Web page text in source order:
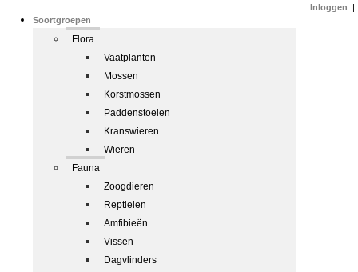
Soortgroepen
Flora
Vaatplanten
Mossen
Korstmossen
Paddenstoelen
Kranswieren
Wieren
Fauna
Zoogdieren
Reptielen
Amfibieën
Vissen
Dagvlinders
Inloggen |